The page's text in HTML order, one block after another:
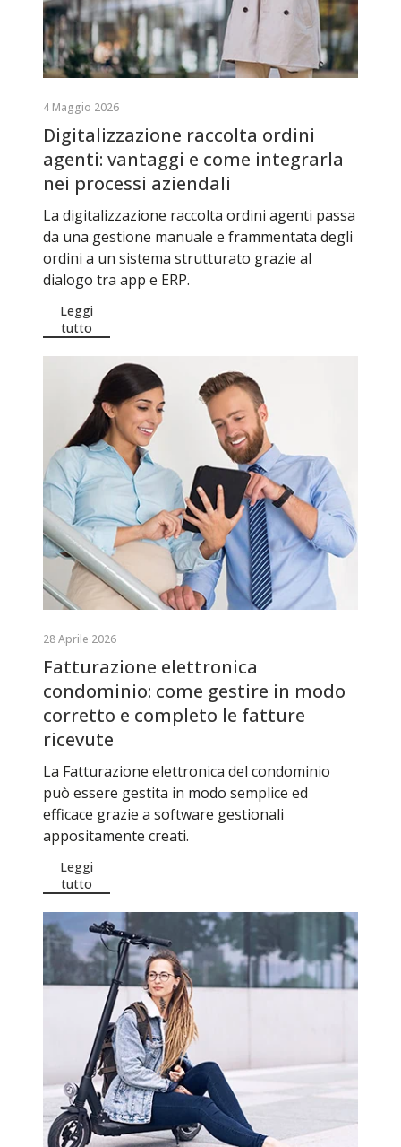
4 Maggio 2026
Digitalizzazione raccolta ordini
agenti: vantaggi e come integrarla
nei processi aziendali
La digitalizzazione raccolta ordini agenti passa
da una gestione manuale e frammentata degli
ordini a un sistema strutturato grazie al
dialogo tra app e ERP.
Leggi
tutto
28 Aprile 2026
Fatturazione elettronica
condominio: come gestire in modo
corretto e completo le fatture
ricevute
La Fatturazione elettronica del condominio
può essere gestita in modo semplice ed
efficace grazie a software gestionali
appositamente creati.
Leggi
tutto